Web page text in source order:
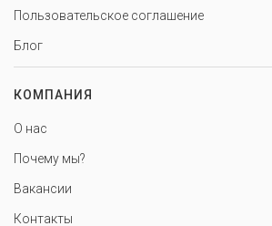
Пользовательское соглашение
Блог
КОМПАНИЯ
О нас
Почему мы?
Вакансии
Контакты